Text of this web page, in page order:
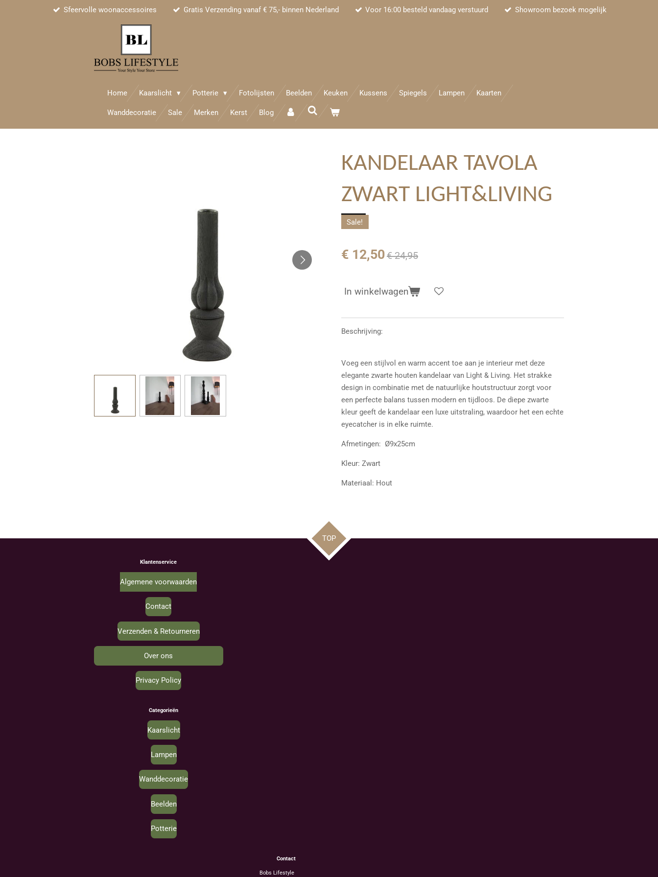
Sfeervolle woonaccessoires Gratis Verzending vanaf € 75,- binnen Nederland Voor 16:00 besteld vandaag verstuurd Showroom bezoek mogelijk
Home Kaarslicht Potterie Fotolijsten Beelden Keuken Kussens Spiegels Lampen Kaarten
Wanddecoratie Sale Merken Kerst Blog
KANDELAAR TAVOLA
ZWART LIGHT&LIVING
Sale!
€ 12,50€ 24,95
In winkelwagen
Beschrijving:
Voeg een stijlvol en warm accent toe aan je interieur met deze
elegante zwarte houten kandelaar van Light & Living. Het strakke
design in combinatie met de natuurlijke houtstructuur zorgt voor
een perfecte balans tussen modern en tijdloos. De diepe zwarte
kleur geeft de kandelaar een luxe uitstraling, waardoor het een echte
eyecatcher is in elke ruimte.
Afmetingen: Ø9x25cm
Kleur: Zwart
Materiaal: Hout
TOP
Klantenservice
Algemene voorwaarden
Contact
Verzenden & Retourneren
Over ons
Privacy Policy
Categorieën
Kaarslicht
Lampen
Wanddecoratie
Beelden
Potterie
Contact
Bobs Lifestyle